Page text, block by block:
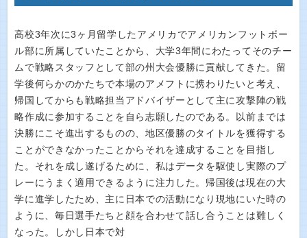
高校3年次に3ヶ月留学したアメリカでアメリカンフットボー
ル部に所属していたことから、大学3年間にわたってそのチー
ムで戦略スタッフとして部の州大会優勝に貢献してきた。留
学後何らかのかたちで本場のアメフトに携わりたいと考え、
帰国してからも戦略担当アドバイザーとして主に攻撃陣の戦
略作成に参加することを自ら志願したのである。以前までは
決勝にこそ進出するものの、地区優勝のタイトルを獲得する
ことができなかったことからそれを達成することを目指し
た。それを成し遂げるために、私はデータを駆使し実際のプ
レーにうまく適用できるように注力した。帰国後は現在の大
学に進学したため、主に日本での活動になり現地にいた時の
ように、毎日選手たちと顔を合わせて話し合うことは難しく
なった。しかし日本で対